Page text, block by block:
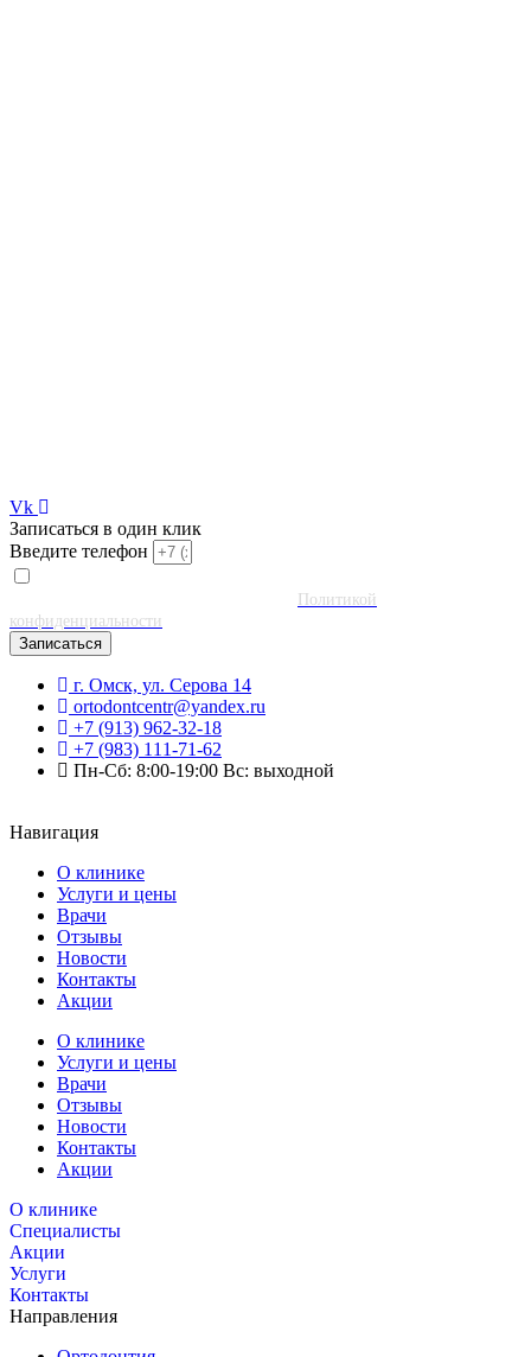
Vk
Записаться в один клик
Введите телефон
Политикой
конфиденциальности
Записаться
г. Омск, ул. Серова 14
ortodontcentr@yandex.ru
+7 (913) 962-32-18
+7 (983) 111-71-62
Пн-Сб: 8:00-19:00 Вс: выходной
Навигация
О клинике
Услуги и цены
Врачи
Отзывы
Новости
Контакты
Акции
О клинике
Услуги и цены
Врачи
Отзывы
Новости
Контакты
Акции
О клинике
Специалисты
Акции
Услуги
Контакты
Направления